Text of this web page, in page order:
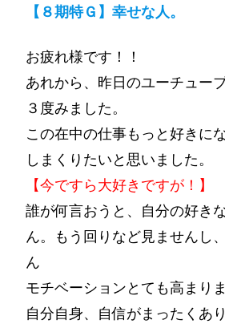
【８期特Ｇ】幸せな人。
お疲れ様です！！
あれから、昨日のユーチュー
３度みました。
この在中の仕事もっと好きに
しまくりたいと思いました。
【今ですら大好きですが！】
誰が何言おうと、自分の好き
ん。もう回りなど見ませんし
ん
モチベーションとても高まりま
自分自身、自信がまったくあ